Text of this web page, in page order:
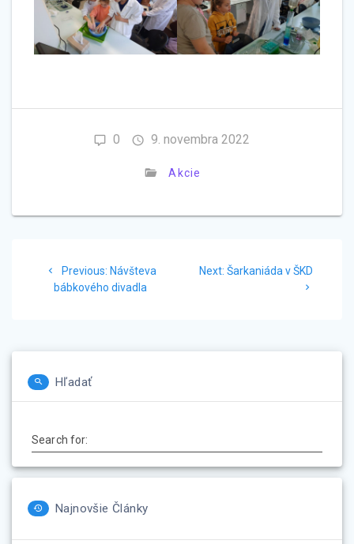
0 9. novembra 2022
Akcie
Previous: Previous
post:
Návšteva
bábkového divadla
Next: Next
Šarkaniáda v ŠKD
Hľadať
Search for:
Najnovšie Články